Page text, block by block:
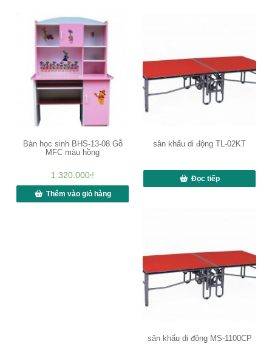
Bàn học sinh BHS-13-08 Gỗ
MFC màu hồng
1.320.000₫
Thêm vào giỏ hàng
sân khấu di động TL-02KT
Đọc tiếp
sân khấu di động MS-1100CP